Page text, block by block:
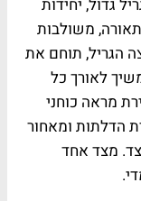
גדול, יחידות
משולבות
הגריל, תוחם את
לאורך כל
מראה כוחני
בתחתית הדלתות ומאחור
מצד אחד